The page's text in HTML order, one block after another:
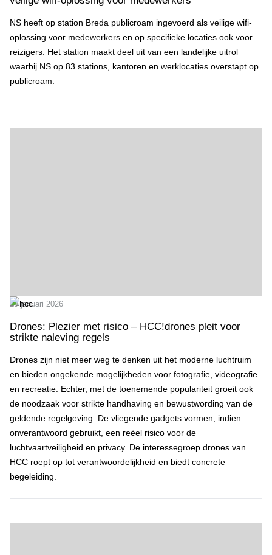
NS heeft op station Breda publicroam ingevoerd als veilige wifi-
oplossing voor medewerkers en op specifieke locaties ook voor
reizigers. Het station maakt deel uit van een landelijke uitrol
waarbij NS op 83 stations, kantoren en werklocaties overstapt op
publicroam.
29 januari 2026
Drones: Plezier met risico – HCC!drones pleit voor
strikte naleving regels
Drones zijn niet meer weg te denken uit het moderne luchtruim
en bieden ongekende mogelijkheden voor fotografie, videografie
en recreatie. Echter, met de toenemende populariteit groeit ook
de noodzaak voor strikte handhaving en bewustwording van de
geldende regelgeving. De vliegende gadgets vormen, indien
onverantwoord gebruikt, een reëel risico voor de
luchtvaartveiligheid en privacy. De interessegroep drones van
HCC roept op tot verantwoordelijkheid en biedt concrete
begeleiding.